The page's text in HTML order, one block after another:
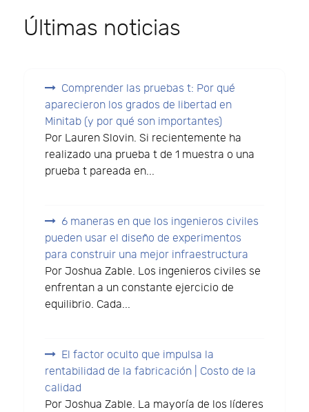
Últimas noticias
Comprender las pruebas t: Por qué
aparecieron los grados de libertad en
Minitab (y por qué son importantes)
Por Lauren Slovin. Si recientemente ha
realizado una prueba t de 1 muestra o una
prueba t pareada en...
6 maneras en que los ingenieros civiles
pueden usar el diseño de experimentos
para construir una mejor infraestructura
Por Joshua Zable. Los ingenieros civiles se
enfrentan a un constante ejercicio de
equilibrio. Cada...
El factor oculto que impulsa la
rentabilidad de la fabricación | Costo de la
calidad
Por Joshua Zable. La mayoría de los líderes